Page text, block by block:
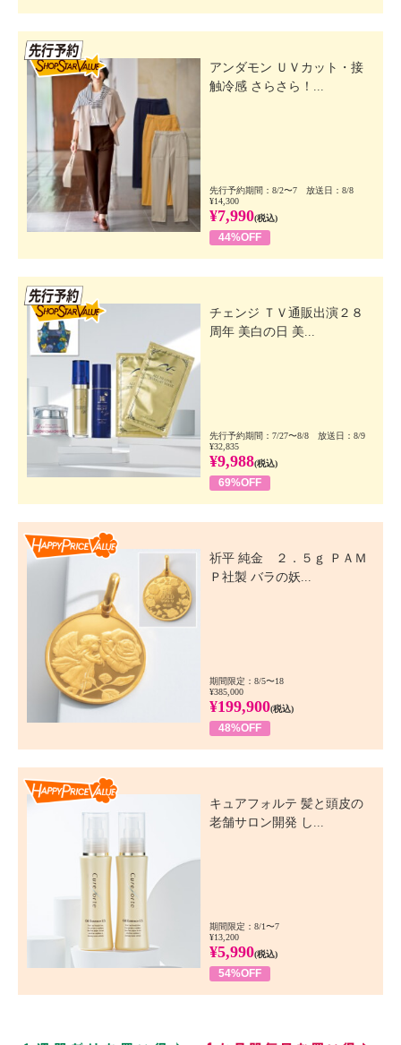
アンダモン ＵＶカット・接
触冷感 さらさら！...
先行予約期間：8/2〜7 放送日：8/8
¥14,300
¥7,990(税込)
44%OFF
チェンジ ＴＶ通販出演２８
周年 美白の日 美...
先行予約期間：7/27〜8/8 放送日：8/9
¥32,835
¥9,988(税込)
69%OFF
祈平 純金 ２．５ｇ ＰＡＭ
Ｐ社製 バラの妖...
期間限定：8/5〜18
¥385,000
¥199,900(税込)
48%OFF
キュアフォルテ 髪と頭皮の
老舗サロン開発 し...
期間限定：8/1〜7
¥13,200
¥5,990(税込)
54%OFF